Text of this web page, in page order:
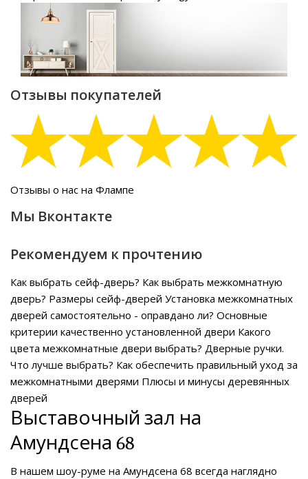
Отзывы покупателей
Отзывы о нас на Флампе
Мы Вконтакте
Рекомендуем к прочтению
Как выбрать сейф-дверь? Как выбрать межкомнатную
дверь? Размеры сейф-дверей Установка межкомнатных
дверей самостоятельно - оправдано ли? Основные
критерии качественно установленной двери Какого
цвета межкомнатные двери выбрать? Дверные ручки.
Что лучше выбрать? Как обеспечить правильный уход за
межкомнатными дверями Плюсы и минусы деревянных
дверей
Выставочный зал на
Амундсена 68
В нашем шоу-руме на Амундсена 68 всегда наглядно